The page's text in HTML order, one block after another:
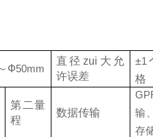
Ф50mm
直径zui大允
许误差
±1
格
第二量
程
数据传输
输
存